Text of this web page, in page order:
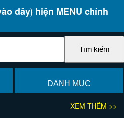
đây) hiện MENU chính
DANH MỤC
XEM THÊM >>